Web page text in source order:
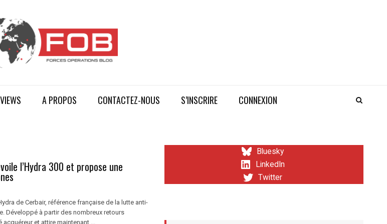
A PROPOS CONTACTEZ-NOUS S’INSCRIRE CONNEXION
l’Hydra 300 et propose une
de Cerbair, référence française de la lutte anti-
Développé à partir des nombreux retours
acquéreur et attire maintenant ...
Bluesky
LinkedIn
Twitter